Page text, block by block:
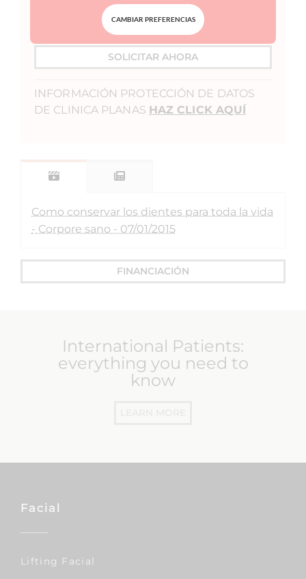
cirugía y/o tratamiento realizado en otro
centro tiene coste.
SOLICITAR AHORA
INFORMACIÓN PROTECCIÓN DE DATOS
DE CLINICA PLANAS HAZ CLICK AQUÍ
Como conservar los dientes para toda la vida
- Corpore sano - 07/01/2015
FINANCIACIÓN
International Patients:
everything you need to
know
Facial
Lifting Facial
CAMBIAR PREFERENCIAS